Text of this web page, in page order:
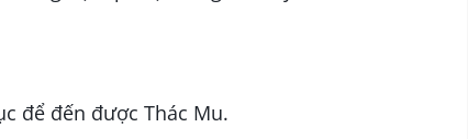
để đến được Thác Mu.